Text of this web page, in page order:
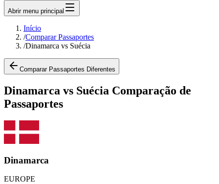
Abrir menu principal
Início
/Comparar Passaportes
/Dinamarca vs Suécia
Comparar Passaportes Diferentes
Dinamarca vs Suécia Comparação de
Passaportes
Dinamarca
EUROPE